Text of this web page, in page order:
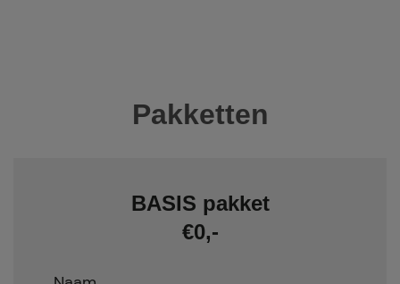
Pakketten
BASIS pakket
€0,-